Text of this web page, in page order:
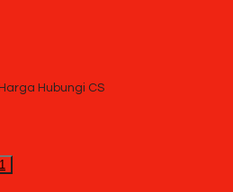
Hubungi CS